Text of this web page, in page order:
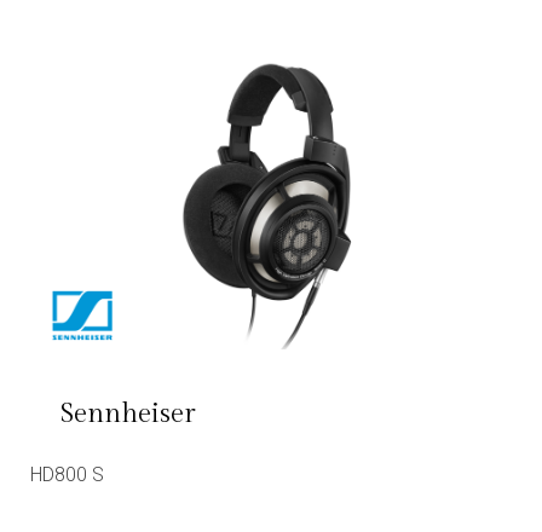
Sennheiser
HD800 S